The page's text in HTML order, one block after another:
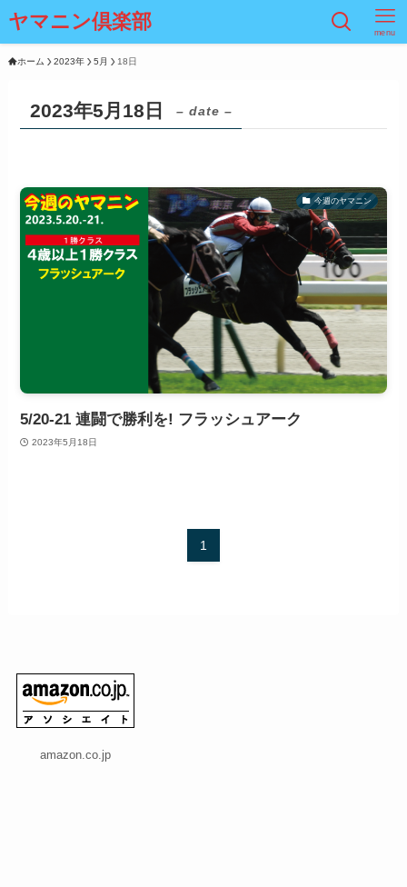
ヤマニン倶楽部 menu
ホーム 2023年 5月 18日
2023年5月18日 – date –
今週のヤマニン
5/20-21 連闘で勝利を! フラッシュアーク
2023年5月18日
1
amazon.co.jp